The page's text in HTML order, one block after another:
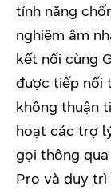
tính năng
nghiệm âm
kết nối cùng
được tiếp nối
không thuận
hoạt các trợ
gọi thông
Pro và duy